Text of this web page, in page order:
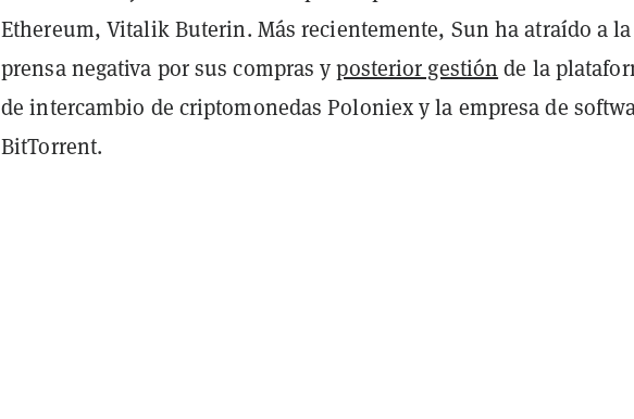
Ethereum, Vitalik Buterin. Más recientemente, Sun ha atraído a la
prensa negativa por sus compras yposterior gestión de la
de intercambio de criptomonedas Poloniex y la empresa de
BitTorrent.